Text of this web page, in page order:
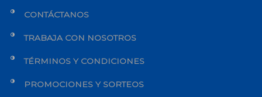
CONTÁCTANOS
TRABAJA CON NOSOTROS
TÉRMINOS Y CONDICIONES
PROMOCIONES Y SORTEOS